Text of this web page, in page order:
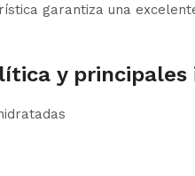
garantiza una
y